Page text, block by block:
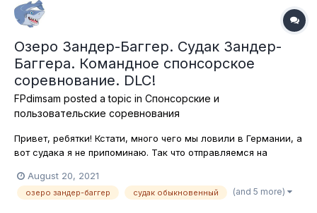
Озеро Зандер-Баггер. Судак Зандер-
Баггера. Командное спонсорское
соревнование. DLC!
FPdimsam posted a topic in Спонсорские и
пользовательские соревнования
Привет, ребятки! Кстати, много чего мы ловили в Германии, а
вот судака я не припоминаю. Так что отправляемся на
называется Зандер-Баггер, где в ночных условиях, на
спиннинговые и кастинговые стнасти буде мловить эту
August 20, 2021
озеро зандер-баггер судак обыкновенный (and 5 more)